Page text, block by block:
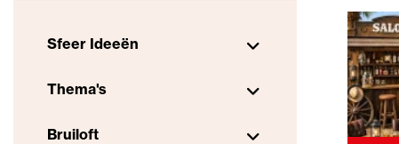
Sfeer Ideeën
Thema's
Bruiloft